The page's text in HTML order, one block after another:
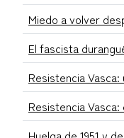
Miedo a volver
El fascista
Resistencia Vasca:
Resistencia